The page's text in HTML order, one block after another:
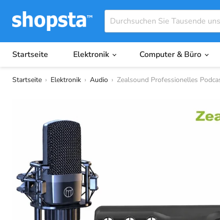
Startseite Elektronik Computer & Büro
Startseite › Elektronik › Audio › Zealsound Professionelles